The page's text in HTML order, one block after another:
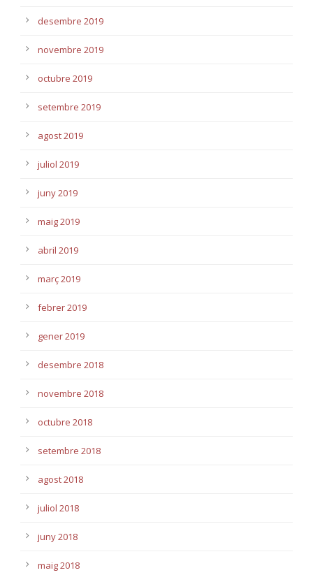
desembre 2019
novembre 2019
octubre 2019
setembre 2019
agost 2019
juliol 2019
juny 2019
maig 2019
abril 2019
març 2019
febrer 2019
gener 2019
desembre 2018
novembre 2018
octubre 2018
setembre 2018
agost 2018
juliol 2018
juny 2018
maig 2018